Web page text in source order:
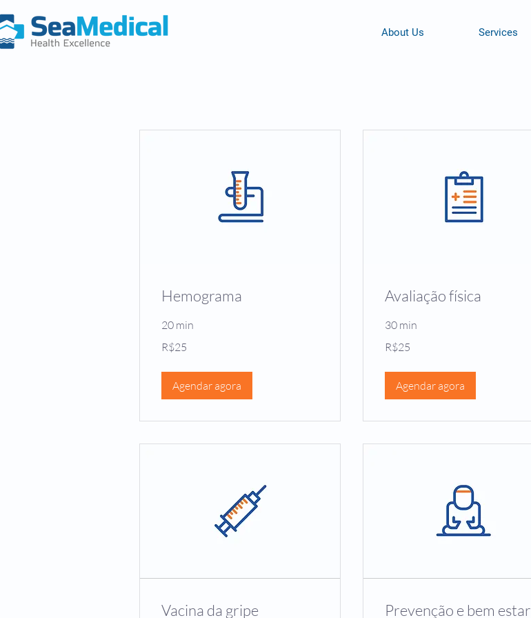
About Us Services
Hemograma
20 min
Brazilian
reals
R$25
Agendar agora
Avaliação física
30 min
Brazilian
reals
R$25
Agendar agora
Vacina da gripe Prevenção e bem estar